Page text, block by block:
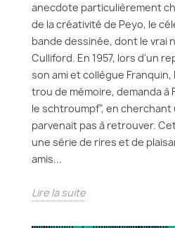
anecdote particulièrement
de la créativité de Peyo, le
bande dessinée, dont le vrai
Culliford. En 1957, lors d'un
son ami et collègue Franquin,
trou de mémoire, demanda à
le schtroumpf", en cherchant
parvenait pas à retrouver.
une série de rires et de
amis...
Lire la suite